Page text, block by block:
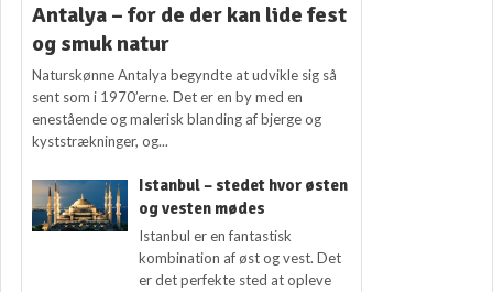
Antalya – for de der kan lide fest
og smuk natur
Naturskønne Antalya begyndte at udvikle sig så
sent som i 1970’erne. Det er en by med en
enestående og malerisk blanding af bjerge og
kyststrækninger, og...
Istanbul – stedet hvor østen
og vesten mødes
Istanbul er en fantastisk
kombination af øst og vest. Det
er det perfekte sted at opleve